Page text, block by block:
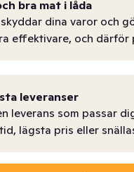
bra mat i låda
dina varor och
effektivare, och därför
leveranser
leverans som passar
lägsta pris eller